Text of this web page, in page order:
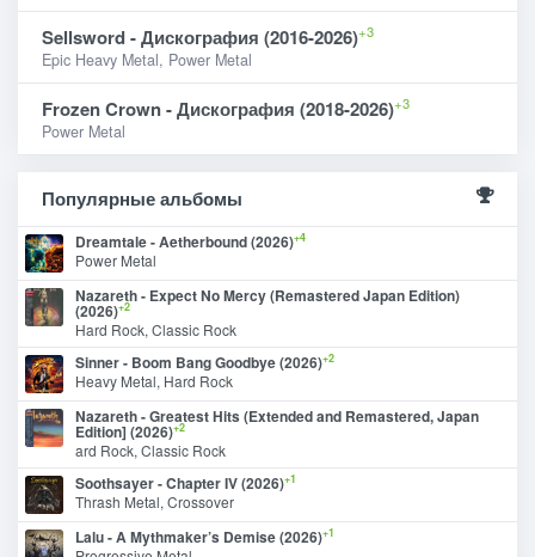
Sellsword - Дискография (2016-2026)+3
Epic Heavy Metal, Power Metal
Frozen Crown - Дискография (2018-2026)+3
Power Metal
Популярные альбомы
Dreamtale - Aetherbound (2026)+4
Power Metal
Nazareth - Expect No Mercy (Remastered Japan Edition)
(2026)+2
Hard Rock, Classic Rock
Sinner - Boom Bang Goodbye (2026)+2
Heavy Metal, Hard Rock
Nazareth - Greatest Hits (Extended and Remastered, Japan
Edition] (2026)+2
ard Rock, Classic Rock
Soothsayer - Chapter IV (2026)+1
Thrash Metal, Crossover
Lalu - A Mythmaker’s Demise (2026)+1